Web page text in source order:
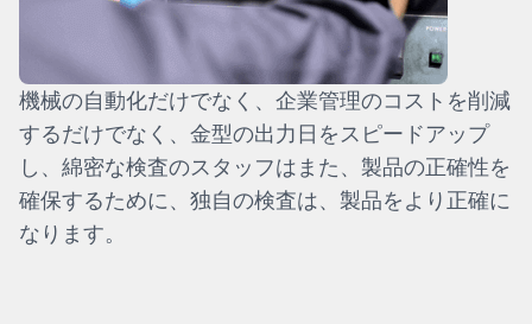
機械の自動化だけでなく、企業管理のコストを削減
するだけでなく、金型の出力日をスピードアップ
し、綿密な検査のスタッフはまた、製品の正確性を
確保するために、独自の検査は、製品をより正確に
なります。